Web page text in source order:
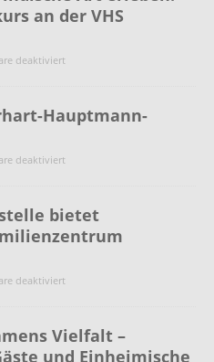
an der VHS
deaktiviert
Hauptmann-
deaktiviert
bietet
deaktiviert
Vielfalt –
und Einheimische